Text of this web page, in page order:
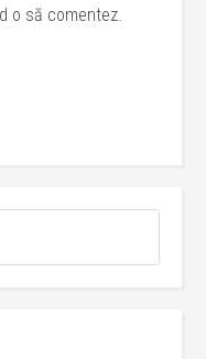
o să comentez.